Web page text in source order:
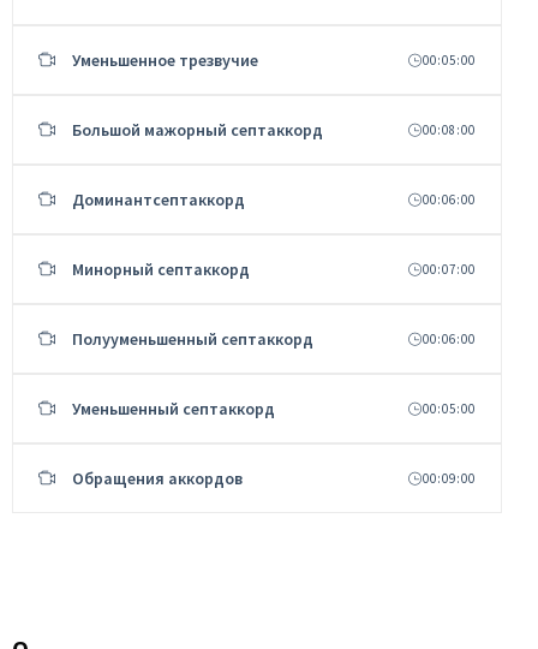
Уменьшенное трезвучие 00:05:00
Большой мажорный септаккорд 00:08:00
Доминантсептаккорд 00:06:00
Минорный септаккорд 00:07:00
Полууменьшенный септаккорд 00:06:00
Уменьшенный септаккорд 00:05:00
Обращения аккордов 00:09:00